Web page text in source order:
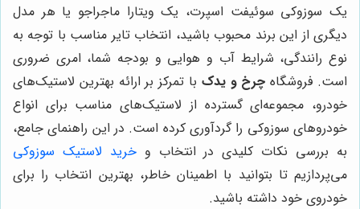
یک سوزوکی سوئیفت اسپرت، یک ویتارا ماجراجو یا هر مدل
دیگری از این برند محبوب باشید، انتخاب تایر مناسب با توجه به
نوع رانندگی، شرایط آب و هوایی و بودجه شما، امری ضروری
است. فروشگاه چرخ و یدک با تمرکز بر ارائه بهترین لاستیک‌های
خودرو، مجموعه‌ای گسترده از لاستیک‌های مناسب برای انواع
خودروهای سوزوکی را گردآوری کرده است. در این راهنمای جامع،
به بررسی نکات کلیدی در انتخاب وخرید لاستیک سوزوکی
می‌پردازیم تا بتوانید با اطمینان خاطر، بهترین انتخاب را برای
خودروی خود داشته باشید.